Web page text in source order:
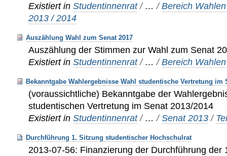
Existiert in Studentinnenrat / …/Bereich Wahlen
2013 / 2014
Auszählung Wahl zum Senat 2017
Auszählung der Stimmen zur Wahl zum Senat
Existiert in Studentinnenrat / …/Bereich Wahlen
Bekanntgabe Wahlergebnisse Wahl studentische Vertretung im
(voraussichtliche) Bekanntgabe der
studentischen Vertretung im Senat 2013/2014
Existiert in Studentinnenrat / …/Senat 2013 /
Durchführung 1. Sitzung studentischer Hochschulrat
2013-07-56: Finanzierung der Durchführung der